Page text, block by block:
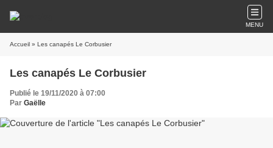
MENU
Accueil » Les canapés Le Corbusier
Les canapés Le Corbusier
Publié le 19/11/2020 à 07:00
Par Gaëlle